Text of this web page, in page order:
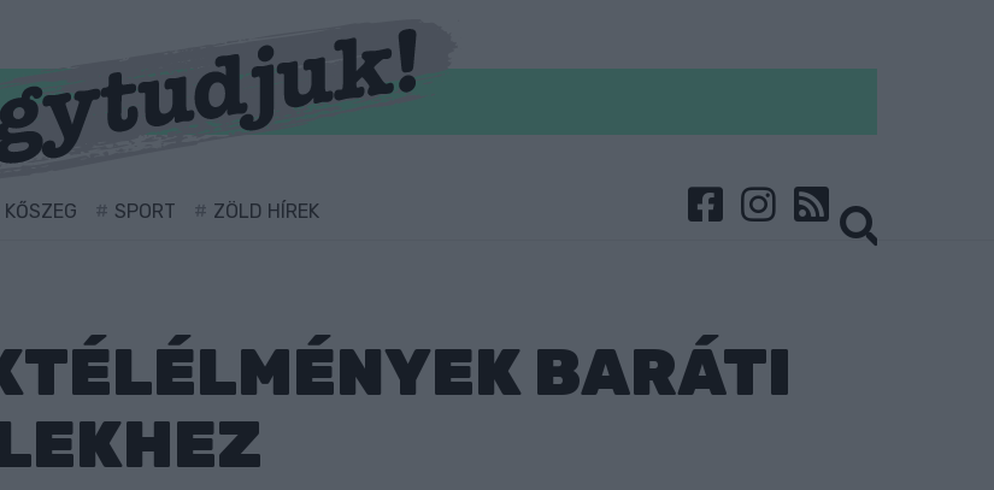
KŐSZEG SPORT ZÖLD HÍREK
BARÁTI